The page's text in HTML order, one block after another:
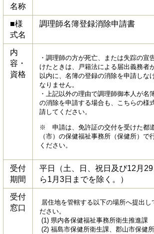
名称
■様
式名
調理師名簿登録消除申請書
内
容・
資格
・調理師の方が死亡、または失踪の宣
けたときは、戸籍法による届出義務者
以内に、名簿の登録の消除を申請しな
なりません。
・上記以外の理由で調理師御本人が名
の消除を申請する場合も、こちらの様
請してください。
※ 申請は、免許証の交付を受けた都
（市）の保健福祉事務所（保健所）で
ください。
受付
期間
平日（土、日、祝日及び12月
ら1月3日までを除く。）
受付
窓口
居住地を管轄する以下の場所へ提出し
ださい。
(1) 県内各保健福祉事務所衛生推進課
(2) 福島市保健所衛生課、郡山市保健